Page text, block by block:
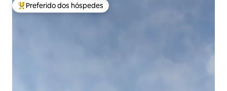
Entre os melhores preferidos dos hóspedes
Preferido dos hóspedes